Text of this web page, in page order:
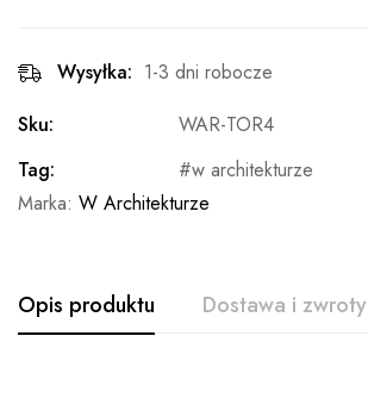
Wysyłka: 1-3 dni robocze
Sku:
WAR-TOR4
Tag:
w architekturze
Marka: W Architekturze
Opis produktu Dostawa i zwroty